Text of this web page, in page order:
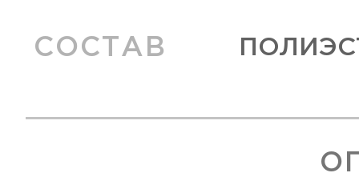
СОСТАВ